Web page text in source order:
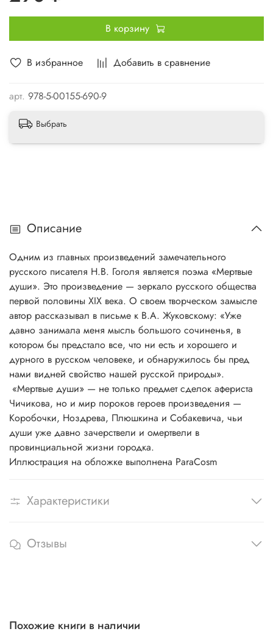
В избранное Добавить в сравнение
арт. 978-5-00155-690-9
В корзину
Выбрать
Описание
Одним из главных произведений замечательного
русского писателя Н.В. Гоголя является поэма «Мертвые
души». Это произведение — зеркало русского общества
первой половины ХIХ века. О своем творческом замысле
автор рассказывал в письме к В.А. Жуковскому: «Уже
давно занимала меня мысль большого сочиненья, в
котором бы предстало все, что ни есть и хорошего и
дурного в русском человеке, и обнаружилось бы пред
нами видней свойство нашей русской природы».
«Мертвые души» — не только предмет сделок афериста
Чичикова, но и мир пороков героев произведения —
Коробочки, Ноздрева, Плюшкина и Собакевича, чьи
души уже давно зачерствели и омертвели в
провинциальной жизни городка.
Иллюстрация на обложке выполнена ParaCosm
Характеристики
Отзывы
Похожие книги в наличии